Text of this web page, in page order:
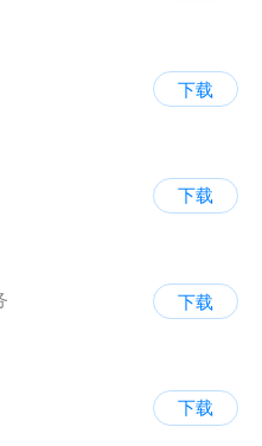
下载
下载
下载
下载